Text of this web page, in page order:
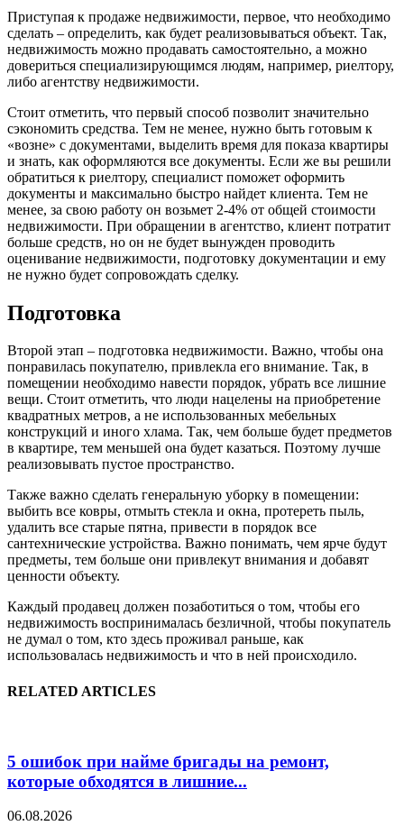
Приступая к продаже недвижимости, первое, что необходимо
сделать – определить, как будет реализовываться объект. Так,
недвижимость можно продавать самостоятельно, а можно
довериться специализирующимся людям, например, риелтору,
либо агентству недвижимости.
Стоит отметить, что первый способ позволит значительно
сэкономить средства. Тем не менее, нужно быть готовым к
«возне» с документами, выделить время для показа квартиры
и знать, как оформляются все документы. Если же вы решили
обратиться к риелтору, специалист поможет оформить
документы и максимально быстро найдет клиента. Тем не
менее, за свою работу он возьмет 2-4% от общей стоимости
недвижимости. При обращении в агентство, клиент потратит
больше средств, но он не будет вынужден проводить
оценивание недвижимости, подготовку документации и ему
не нужно будет сопровождать сделку.
Подготовка
Второй этап – подготовка недвижимости. Важно, чтобы она
понравилась покупателю, привлекла его внимание. Так, в
помещении необходимо навести порядок, убрать все лишние
вещи. Стоит отметить, что люди нацелены на приобретение
квадратных метров, а не использованных мебельных
конструкций и иного хлама. Так, чем больше будет предметов
в квартире, тем меньшей она будет казаться. Поэтому лучше
реализовывать пустое пространство.
Также важно сделать генеральную уборку в помещении:
выбить все ковры, отмыть стекла и окна, протереть пыль,
удалить все старые пятна, привести в порядок все
сантехнические устройства. Важно понимать, чем ярче будут
предметы, тем больше они привлекут внимания и добавят
ценности объекту.
Каждый продавец должен позаботиться о том, чтобы его
недвижимость воспринималась безличной, чтобы покупатель
не думал о том, кто здесь проживал раньше, как
использовалась недвижимость и что в ней происходило.
RELATED ARTICLES
5 ошибок при найме бригады на ремонт,
которые обходятся в лишние...
06.08.2026